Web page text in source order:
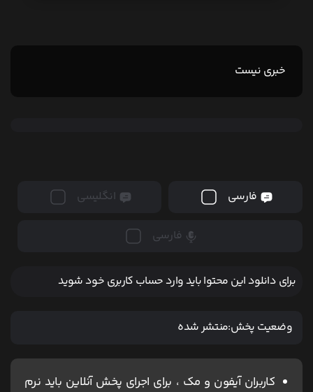
خبری نیست
فارسی انگلیسی
فارسی
برای دانلود این محتوا باید وارد حساب کاربری خود شوید
وضعیت پخش:منتشر شده
کاربران آیفون و مک ، برای اجرای پخش آنلاین باید نرم